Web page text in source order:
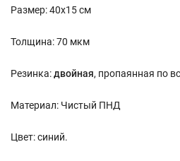
Размер: 40х15 см
Толщина: 70 мкм
Резинка:двойная, пропаянная по
Материал: Чистый ПНД
Цвет: синий.